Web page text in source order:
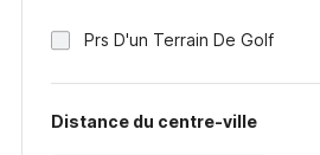
Prs D'un Terrain De Golf
Distance du centre-ville